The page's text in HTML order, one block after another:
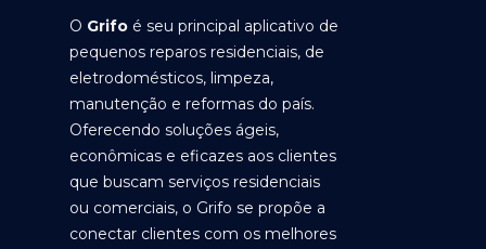
O Grifo é seu principal aplicativo de
pequenos reparos residenciais, de
eletrodomésticos, limpeza,
manutenção e reformas do país.
Oferecendo soluções ágeis,
econômicas e eficazes aos clientes
que buscam serviços residenciais
ou comerciais, o Grifo se propõe a
conectar clientes com os melhores